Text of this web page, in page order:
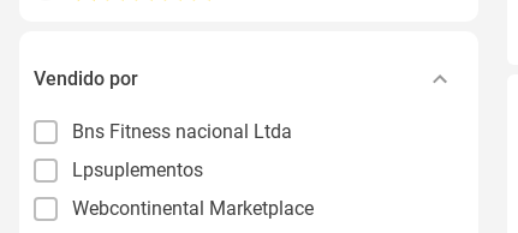
Vendido por
Bns Fitness nacional Ltda
Lpsuplementos
Webcontinental Marketplace